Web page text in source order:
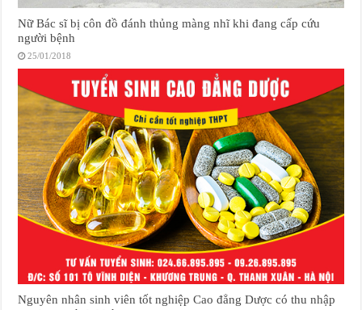
Nữ Bác sĩ bị côn đồ đánh thủng màng nhĩ khi đang cấp cứu
người bệnh
25/01/2018
Nguyên nhân sinh viên tốt nghiệp Cao đẳng Dược có thu nhập